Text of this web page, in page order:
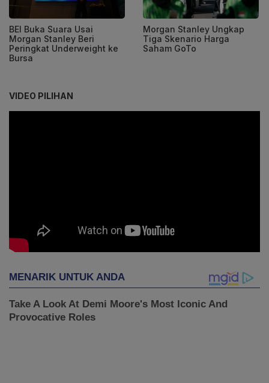
BEI Buka Suara Usai
Morgan Stanley Beri
Peringkat Underweight ke
Bursa
Morgan Stanley Ungkap
Tiga Skenario Harga
Saham GoTo
VIDEO PILIHAN